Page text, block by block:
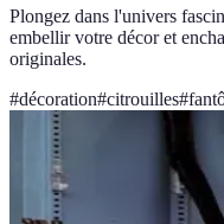
Plongez dans l'univers
embellir votre décor et
originales.
#décoration#citrouilles#